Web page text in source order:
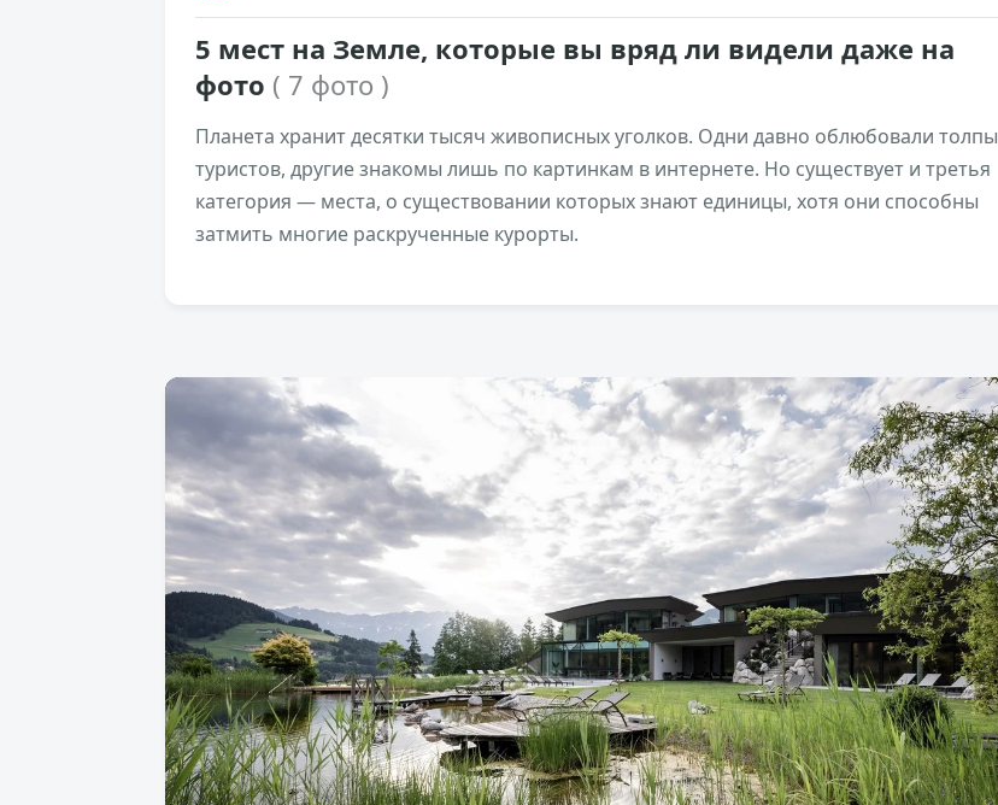
5 мест на Земле, которые вы вряд ли видели даже на
фото ( 7 фото )
Планета хранит десятки тысяч живописных уголков. Одни давно облюбовали толпы
туристов, другие знакомы лишь по картинкам в интернете. Но существует и третья
категория — места, о существовании которых знают единицы, хотя они способны
затмить многие раскрученные курорты.